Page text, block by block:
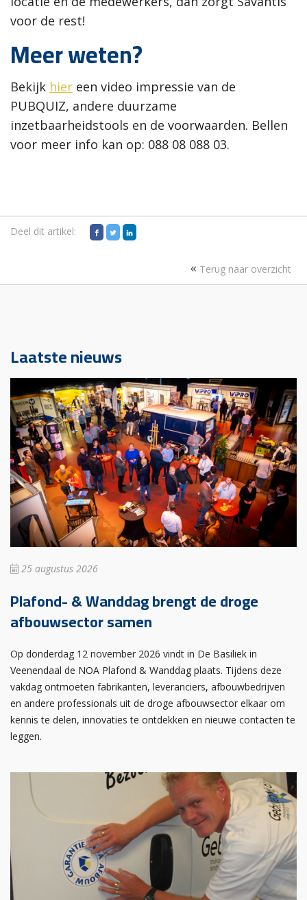
voor de rest!
Meer weten?
Bekijk hier een video impressie van de
PUBQUIZ, andere duurzame
inzetbaarheidstools en de voorwaarden. Bellen
voor meer info kan op: 088 08 088 03.
Deel dit artikel:
Terug naar overzicht
Laatste nieuws
25 augustus 2026
Plafond- & Wanddag brengt de droge
afbouwsector samen
Op donderdag 12 november 2026 vindt in De Basiliek in
Veenendaal de NOA Plafond & Wanddag plaats. Tijdens deze
vakdag ontmoeten fabrikanten, leveranciers, afbouwbedrijven
en andere professionals uit de droge afbouwsector elkaar om
kennis te delen, innovaties te ontdekken en nieuwe contacten te
leggen.